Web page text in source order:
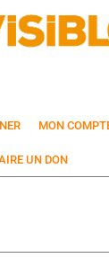
MON
UN DON